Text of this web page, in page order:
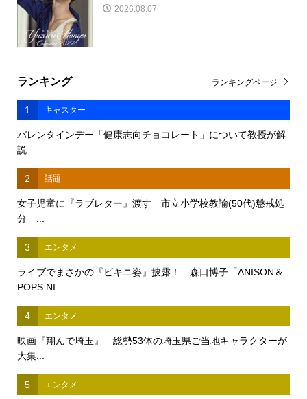
2026.08.07
ランキング
1 キャスター
バレンタインデー「健康志向チョコレート」について教授が解
説
2 話題
女子児童に『ラブレター』渡す 市立小学校教諭(50代)懲戒処
分 ...
3 エンタメ
ライブでまさかの『ビキニ姿』披露！ 森口博子「ANISON＆
POPS NI...
4 エンタメ
映画『翔んで埼玉』 総勢53体の埼玉県ご当地キャラクターが
大集...
5 エンタメ
ランキングページ